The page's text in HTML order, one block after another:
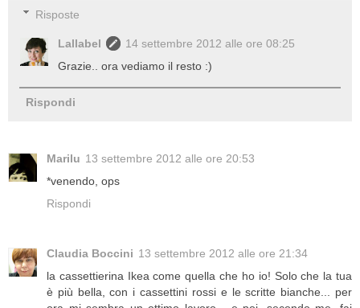
Risposte
Lallabel
14 settembre 2012 alle ore 08:25
Grazie.. ora vediamo il resto :)
Rispondi
Marilu 13 settembre 2012 alle ore 20:53
*venendo, ops
Rispondi
Claudia Boccini 13 settembre 2012 alle ore 21:34
la cassettierina Ikea come quella che ho io! Solo che la tua
è più bella, con i cassettini rossi e le scritte bianche... per